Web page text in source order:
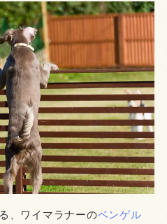
、ワイマラナーのベンゲル